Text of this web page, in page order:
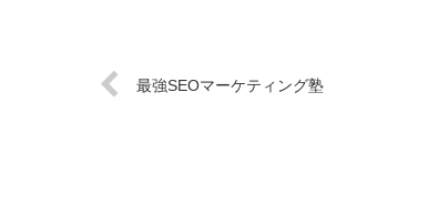
最強SEOマーケティング塾